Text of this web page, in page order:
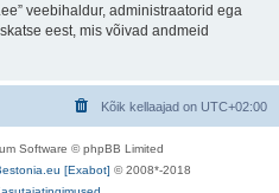
veebihaldur, administraatorid ega
eest, mis võivad andmeid
Kõik kellaajad on UTC+02:00
Software © phpBB Limited
[Exabot] © 2008*-2018